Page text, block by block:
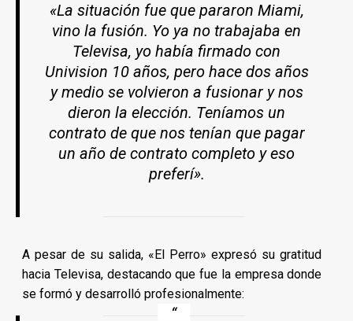
«La situación fue que pararon Miami,
vino la fusión. Yo ya no trabajaba en
Televisa, yo había firmado con
Univision 10 años, pero hace dos años
y medio se volvieron a fusionar y nos
dieron la elección. Teníamos un
contrato de que nos tenían que pagar
un año de contrato completo y eso
preferí».
A pesar de su salida, «El Perro» expresó su gratitud
hacia Televisa, destacando que fue la empresa donde
se formó y desarrolló profesionalmente: